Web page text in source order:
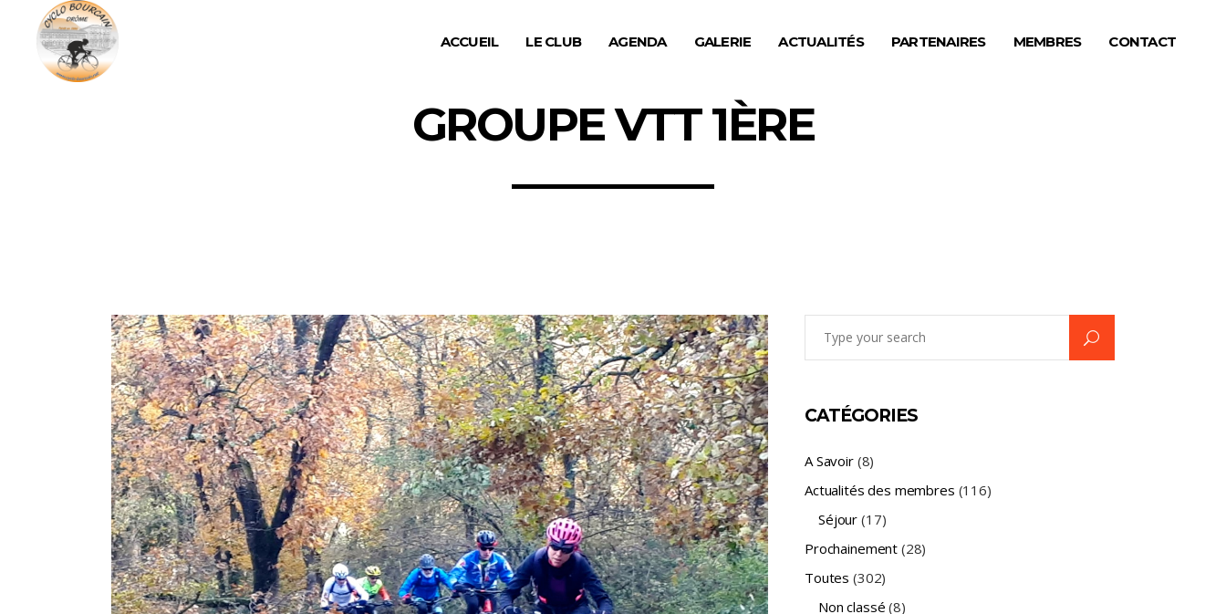
ACCUEIL LE CLUB AGENDA GALERIE ACTUALITÉS PARTENAIRES MEMBRES CONTACT
GROUPE VTT 1ÈRE
CATÉGORIES
A Savoir(8)
Actualités des membres (116)
Séjour (17)
Prochainement (28)
Toutes (302)
Non classé (8)